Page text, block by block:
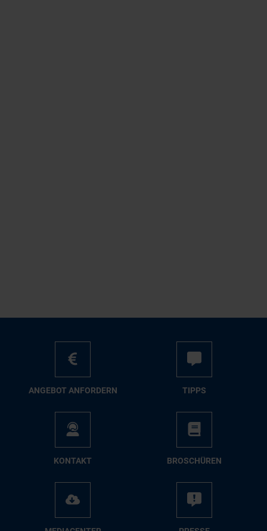
AN­GE­BOT AN­FOR­DERN TIPPS
KON­TAKT BRO­SCHÜ­REN